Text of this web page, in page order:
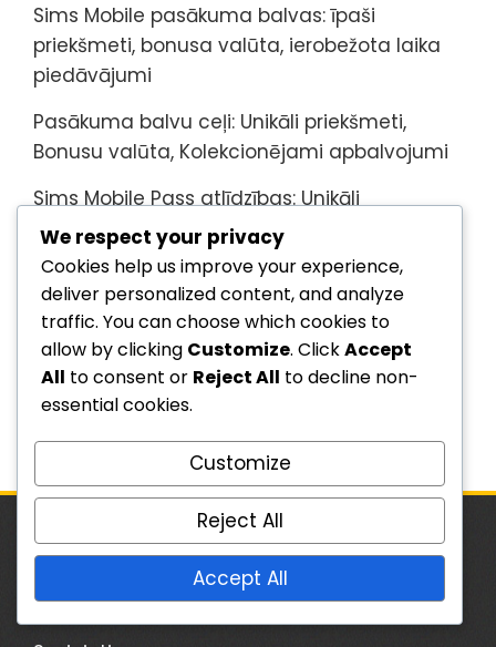
Sims Mobile pasākuma balvas: īpaši
priekšmeti, bonusa valūta, ierobežota laika
piedāvājumi
Pasākuma balvu ceļi: Unikāli priekšmeti,
Bonusu valūta, Kolekcionējami apbalvojumi
Sims Mobile Pass atlīdzības: Unikāli
kolekcionējami priekšmeti, Bonusa
priekšmeti, Piekļuve pasākumiem
Arhīvs
March 2026
February 2026
JURIDISKĀ INFORMĀCIJA
We respect your privacy
Cookies help us improve your experience,
deliver personalized content, and analyze
traffic. You can choose which cookies to
allow by clicking Customize. ClickAccept
All to consent or Reject All to decline non-
essential cookies.
Customize
Reject All
Accept All